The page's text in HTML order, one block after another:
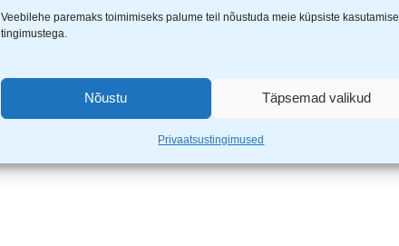
Veebilehe paremaks toimimiseks palume teil nõustuda meie küpsiste kasutamise
tingimustega.
Nõustu Täpsemad valikud
Privaatsustingimused